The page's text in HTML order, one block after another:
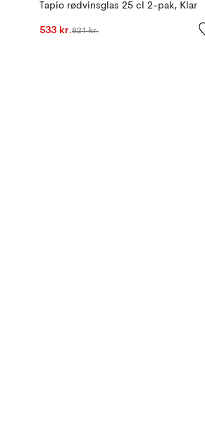
Tapio rødvinsglas 25 cl 2-pak, Klar
533 kr.821 kr.